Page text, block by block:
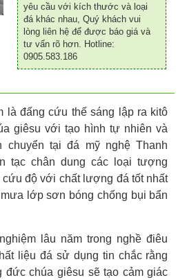
yêu cầu với kích thước và loại
đá khác nhau, Quý khách vui
lòng liên hệ để được báo giá và
tư vấn rõ hơn. Hotline:
0905.583.186
là đấng cứu thế sáng lập ra kitô
giêsu với tạo hình tự nhiên và
chuyển tại đá mỹ nghệ Thanh
tạc chân dung các loại tượng
độ với chất lượng đá tốt nhất
lớp sơn bóng chống bụi bẩn
lâu năm trong nghề điêu
liệu đá sử dụng tin chắc rằng
đức chúa giêsu sẽ tạo cảm giác